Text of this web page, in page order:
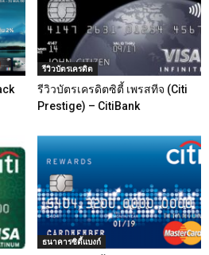
รีวิวบัตรเครดิต
รีวิวบัตรเครดิตซิตี้ เพรสทีจ (Citi
Prestige) – CitiBank
ธนาคารซิตี้แบงก์